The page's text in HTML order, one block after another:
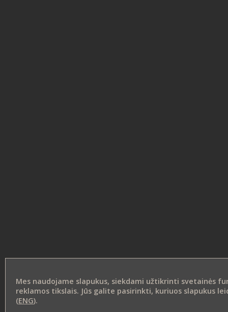
Mes naudojame slapukus, siekdami užtikrinti svetainės
reklamos tikslais. Jūs galite pasirinkti, kuriuos slapukus
(ENG).